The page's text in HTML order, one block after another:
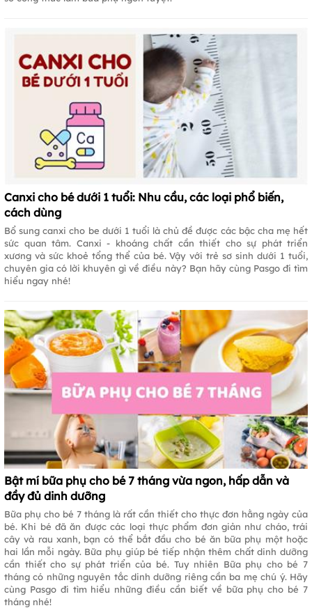
Canxi cho bé dưới 1 tuổi: Nhu cầu, các loại phổ biến,
cách dùng
Bổ sung canxi cho be dưới 1 tuổi là chủ đề được các bậc cha mẹ hết
sức quan tâm. Canxi - khoáng chất cần thiết cho sự phát triển
xương và sức khoẻ tổng thể của bé. Vậy với trẻ sơ sinh dưới 1 tuổi,
chuyên gia có lời khuyên gì về điều này? Bạn hãy cùng Pasgo đi tìm
hiểu ngay nhé!
Bật mí bữa phụ cho bé 7 tháng vừa ngon, hấp dẫn và
đầy đủ dinh dưỡng
Bữa phụ cho bé 7 tháng là rất cần thiết cho thực đơn hằng ngày của
bé. Khi bé đã ăn được các loại thực phẩm đơn giản như cháo, trái
cây và rau xanh, bạn có thể bắt đầu cho bé ăn bữa phụ một hoặc
hai lần mỗi ngày. Bữa phụ giúp bé tiếp nhận thêm chất dinh dưỡng
cần thiết cho sự phát triển của bé. Tuy nhiên Bữa phụ cho bé 7
tháng có những nguyên tắc dinh dưỡng riêng cần ba mẹ chú ý. Hãy
cùng Pasgo đi tìm hiểu những điều cần biết về bữa phụ cho bé 7
tháng nhé!